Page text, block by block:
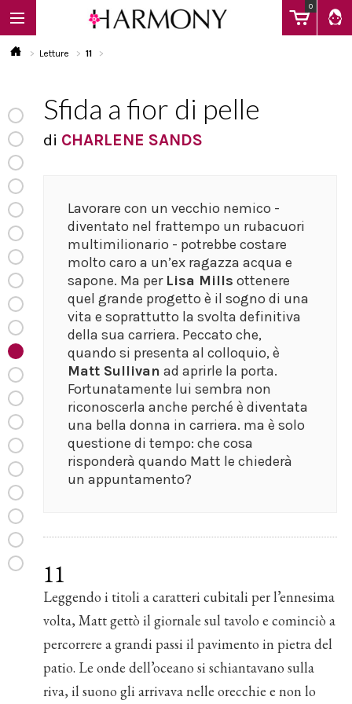
0
EBOOK
LIBRI
Calendario
FAQ
Letture 11
Sfida a fior di pelle
di CHARLENE SANDS
Lavorare con un vecchio nemico -
diventato nel frattempo un rubacuori
multimilionario - potrebbe costare
molto caro a un’ex ragazza acqua e
sapone. Ma per Lisa Mills ottenere
quel grande progetto è il sogno di una
vita e soprattutto la svolta definitiva
della sua carriera. Peccato che,
quando si presenta al colloquio, è
Matt Sullivan ad aprirle la porta.
Fortunatamente lui sembra non
riconoscerla anche perché è diventata
una bella donna in carriera. ma è solo
questione di tempo: che cosa
risponderà quando Matt le chiederà
un appuntamento?
11
Leggendo i titoli a caratteri cubitali per l’ennesima
volta, Matt gettò il giornale sul tavolo e cominciò a
percorrere a grandi passi il pavimento in pietra del
patio. Le onde dell’oceano si schiantavano sulla
riva, il suono gli arrivava nelle orecchie e non lo